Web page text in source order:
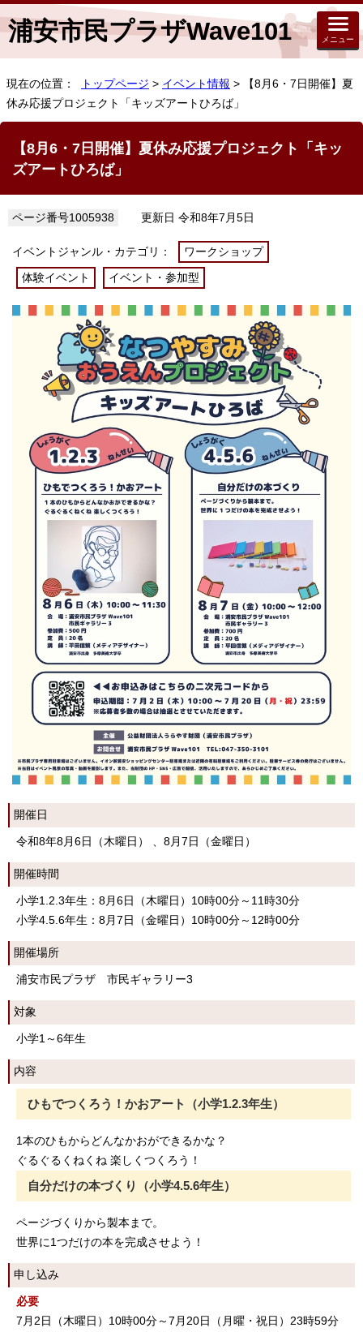
浦安市民プラザWave101 メニュー
現在の位置： トップページ > イベント情報 > 【8月6・7日開催】夏
休み応援プロジェクト「キッズアートひろば」
【8月6・7日開催】夏休み応援プロジェクト「キッ
ズアートひろば」
ページ番号1005938 更新日 令和8年7月5日
イベントジャンル・カテゴリ： ワークショップ
体験イベント イベント・参加型
開催日
令和8年8月6日（木曜日） 、8月7日（金曜日）
開催時間
小学1.2.3年生：8月6日（木曜日）10時00分～11時30分
小学4.5.6年生：8月7日（金曜日）10時00分～12時00分
開催場所
浦安市民プラザ 市民ギャラリー3
対象
小学1～6年生
内容
ひもでつくろう！かおアート（小学1.2.3年生）
1本のひもからどんなかおができるかな？
ぐるぐるくねくね 楽しくつくろう！
自分だけの本づくり（小学4.5.6年生）
ページづくりから製本まで。
世界に1つだけの本を完成させよう！
申し込み
必要
7月2日（木曜日）10時00分～7月20日（月曜・祝日）23時59分